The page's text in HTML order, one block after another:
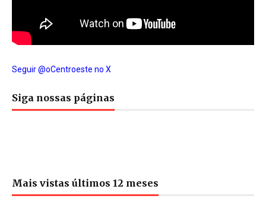
Seguir @oCentroeste no X
Siga nossas páginas
Mais vistas últimos 12 meses